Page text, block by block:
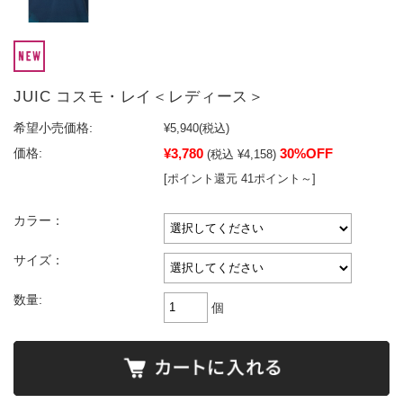
JUIC コスモ・レイ＜レディース＞
希望小売価格: ¥5,940(税込)
価格:
¥3,780 (税込 ¥4,158) 30%OFF
[ポイント還元 41ポイント～]
カラー：
サイズ：
数量:
個